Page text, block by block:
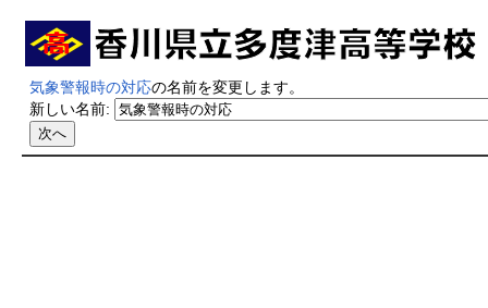
気象警報時の対応の名前を変更します。
新しい名前: